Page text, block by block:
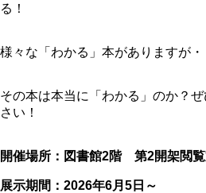
る！
様々な「わかる」本がありますが
その本は本当に「わかる」のか？
さい！
開催場所：図書館2階 第2開架閲
展示期間： 2026年6月5日～